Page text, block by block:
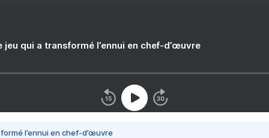
jeu qui a transformé l’ennui en chef-d’œuvre
l’ennui en chef-d’œuvre